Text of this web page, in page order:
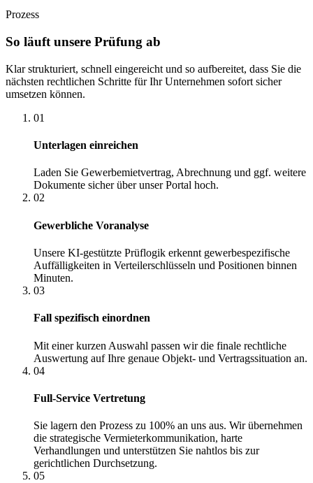
Prozess
So läuft unsere Prüfung ab
Klar strukturiert, schnell eingereicht und so aufbereitet, dass Sie die
nächsten rechtlichen Schritte für Ihr Unternehmen sofort sicher
umsetzen können.
01
Unterlagen einreichen
Laden Sie Gewerbemietvertrag, Abrechnung und ggf. weitere
Dokumente sicher über unser Portal hoch.
02
Gewerbliche Voranalyse
Unsere KI-gestützte Prüflogik erkennt gewerbespezifische
Auffälligkeiten in Verteilerschlüsseln und Positionen binnen
Minuten.
03
Fall spezifisch einordnen
Mit einer kurzen Auswahl passen wir die finale rechtliche
Auswertung auf Ihre genaue Objekt- und Vertragssituation an.
04
Full-Service Vertretung
Sie lagern den Prozess zu 100% an uns aus. Wir übernehmen
die strategische Vermieterkommunikation, harte
Verhandlungen und unterstützen Sie nahtlos bis zur
gerichtlichen Durchsetzung.
05